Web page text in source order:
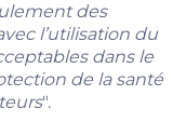
des
l’utilisation du
dans le
de la santé
".